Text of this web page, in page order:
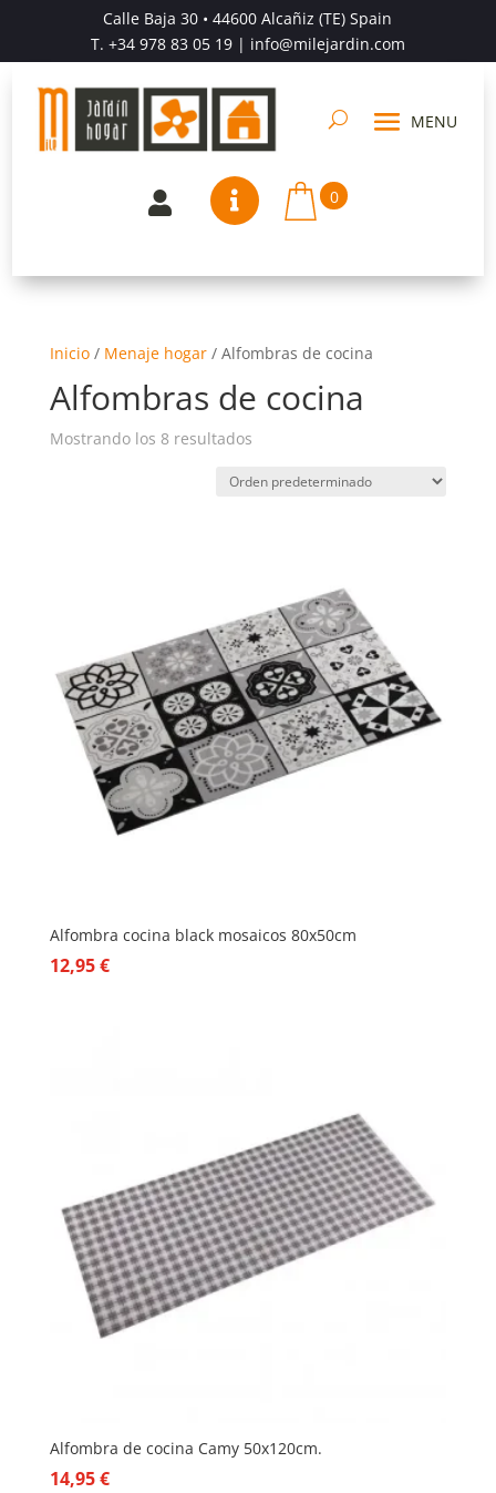
Calle Baja 30 • 44600 Alcañiz (TE) Spain
T. +34 978 83 05 19| info@milejardin.com
  0
Inicio/ Menaje hogar/ Alfombras de cocina
Alfombras de cocina
Mostrando los 8 resultados
Alfombra cocina black mosaicos 80x50cm
12,95€
Alfombra de cocina Camy 50x120cm.
14,95€